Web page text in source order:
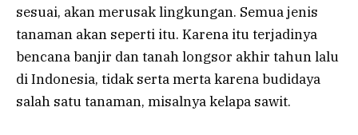
sesuai, akan merusak lingkungan. Semua jenis
tanaman akan seperti itu. Karena itu terjadinya
bencana banjir dan tanah longsor akhir tahun lalu
di Indonesia, tidak serta merta karena budidaya
salah satu tanaman, misalnya kelapa sawit.